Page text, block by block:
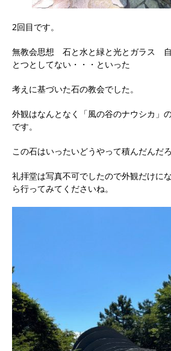
2回目です。
無教会思想 石と水と緑と光とガラス
とつとしてない・・・といった
考えに基づいた石の教会でした。
外観はなんとなく「風の谷のナウシカ」
です。
この石はいったいどうやって積んだんだ
礼拝堂は写真不可でしたので外観だけに
ら行ってみてくださいね。